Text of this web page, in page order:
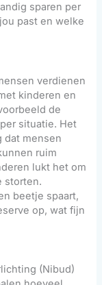
sparen per
past en welke
verdienen
kinderen en
de
situatie. Het
dat mensen
ruim
lukt het om
storten.
beetje spaart,
op, wat fijn
(Nibud)